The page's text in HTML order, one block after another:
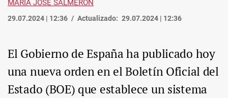
MARÍA JOSÉ SALMERÓN
29.07.2024 | 12:36 Actualizado: 29.07.2024 | 12:36
El Gobierno de España ha publicado hoy
una nueva orden en el Boletín Oficial del
Estado (BOE) que establece un sistema